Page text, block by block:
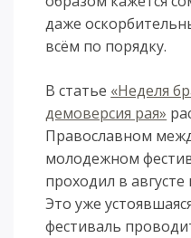
даже
всём по порядку.
В статье «Неделя
демоверсия рая»
Православном
молодежном
проходил в
Это уже
фестиваль